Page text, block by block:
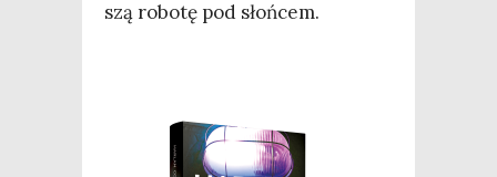
szą robo­tę pod słońcem.